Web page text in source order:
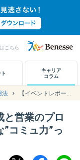
キャリア
コラム
こちら
法 【イベントレポート】人材育成と営業のプロと一緒に考える！社会で必要な”コミュ力”って？
と営業のプロ
コミュ力”っ